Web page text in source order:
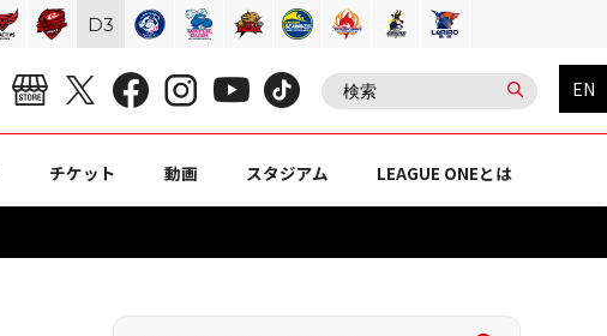
EN
チケット 動画 スタジアム LEAGUE ONEとは
D3